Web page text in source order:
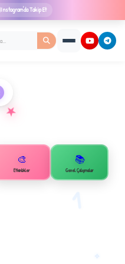
Instagram'da Takip Et
★
✧
🎨
Etkinlikler
📚
Genel Çalışmalar